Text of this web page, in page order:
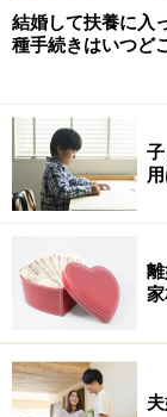
結婚して扶養に入
種手続きはいつど